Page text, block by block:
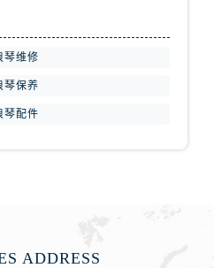
安徽省安庆市迎江区人民路浪琴售后服务中心（需提前预约）
琴维修
琴保养
琴配件
ADDRESS